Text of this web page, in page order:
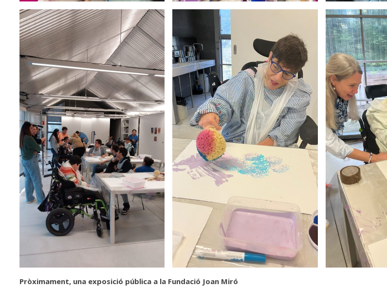
Pròximament, una exposició pública a la Fundació Joan Miró